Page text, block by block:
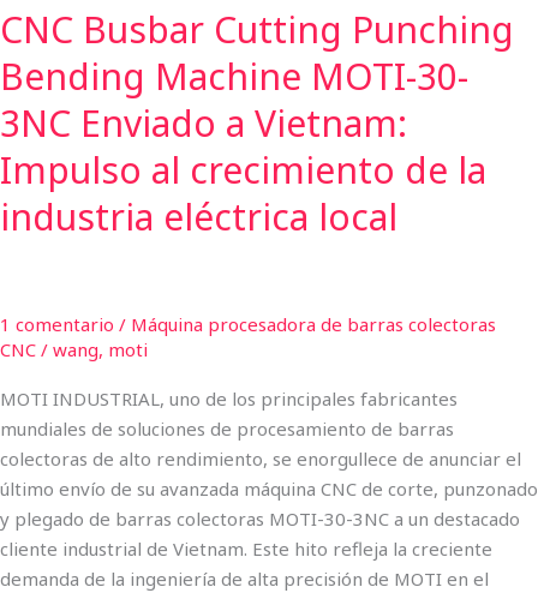
CNC Busbar Cutting Punching
Bending Machine MOTI-30-
3NC Enviado a Vietnam:
Impulso al crecimiento de la
industria eléctrica local
1 comentario / Máquina procesadora de barras colectoras
CNC / wang, moti
MOTI INDUSTRIAL, uno de los principales fabricantes
mundiales de soluciones de procesamiento de barras
colectoras de alto rendimiento, se enorgullece de anunciar el
último envío de su avanzada máquina CNC de corte, punzonado
y plegado de barras colectoras MOTI-30-3NC a un destacado
cliente industrial de Vietnam. Este hito refleja la creciente
demanda de la ingeniería de alta precisión de MOTI en el
Vietnam:
Impulso
al
crecimiento
de
industria
eléctrica